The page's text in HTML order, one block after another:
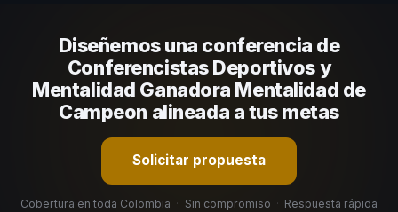
organizacional. En CHM Colombia te ayudamos con una
selección estratégica basada en estos criterios.
Diseñemos una conferencia de
Conferencistas Deportivos y
Mentalidad Ganadora Mentalidad de
Campeon alineada a tus metas
Solicitar propuesta
Cobertura en toda Colombia · Sin compromiso · Respuesta rápida